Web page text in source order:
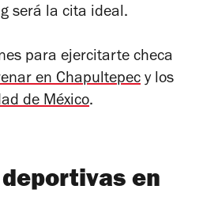
será la cita ideal.
para ejercitarte checa
en Chapultepec y los
de México.
en